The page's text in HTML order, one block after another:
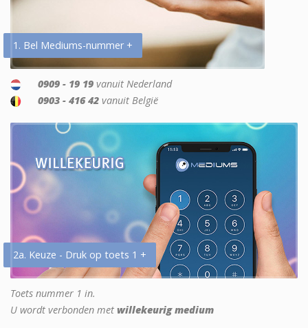
1. Bel Mediums-nummer +
0909 - 19 19 vanuit Nederland
0903 - 416 42 vanuit België
2a. Keuze - Druk op toets 1 +
Toets nummer 1 in.
U wordt verbonden met willekeurig medium